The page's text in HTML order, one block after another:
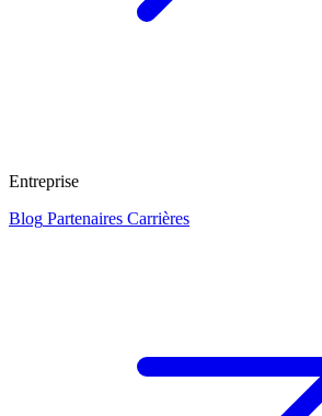
Entreprise
Blog Partenaires Carrières